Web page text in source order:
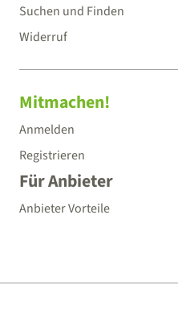
Suchen und Finden
Widerruf
Mitmachen!
Anmelden
Registrieren
Für Anbieter
Anbieter Vorteile